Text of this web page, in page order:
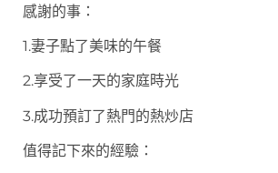
感謝的事：
1.妻子點了美味的午餐
2.享受了一天的家庭時光
3.成功預訂了熱門的熱炒店
值得記下來的經驗：